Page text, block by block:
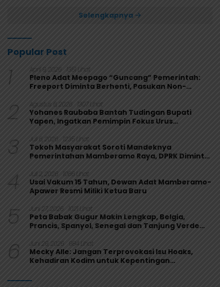
Selengkapnya
Popular Post
1 April 9, 2026 1351 Lihat
Pleno Adat Meepago “Guncang” Pemerintah:
Freeport Diminta Berhenti, Pasukan Non-
2 Agustus 6, 2026 1307 Lihat
Yohanes Raubaba Bantah Tudingan Bupati
Yapen, Ingatkan Pemimpin Fokus Urus
3 Juli 6, 2026 1235 Lihat
Tokoh Masyarakat Soroti Mandeknya
Pemerintahan Mamberamo Raya, DPRK Diminta
4 Juli 2, 2026 1066 Lihat
Usai Vakum 15 Tahun, Dewan Adat Mamberamo-
Apawer Resmi Miliki Ketua Baru
5 Juni 27, 2026 1021 Lihat
Peta Babak Gugur Makin Lengkap, Belgia,
Prancis, Spanyol, Senegal dan Tanjung Verde
6 Juni 29, 2026 984 Lihat
Mecky Alle: Jangan Terprovokasi Isu Hoaks,
Kehadiran Kodim untuk Kepentingan